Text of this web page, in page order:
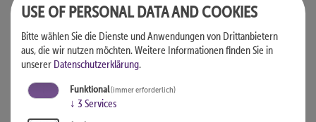
USE OF PERSONAL DATA AND COOKIES
Bitte wählen Sie die Dienste und Anwendungen von Drittanbietern
aus, die wir nutzen möchten.Weitere Informationen finden Sie in
unserer Datenschutzerklärung.
Funktional(immer erforderlich)
↓ 3 Services